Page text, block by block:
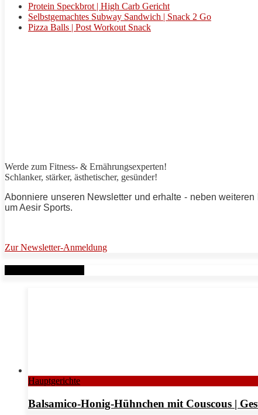
Protein Speckbrot | High Carb Gericht
Selbstgemachtes Subway Sandwich | Snack 2 Go
Pizza Balls | Post Workout Snack
Werde zum Fitness- & Ernährungsexperten!
Schlanker, stärker, ästhetischer, gesünder!
Abonniere unseren Newsletter und erhalte - neben
umAesir Sports.
Zur Newsletter-Anmeldung
Hauptgerichte
Balsamico-Honig-Hühnchen mit Couscous |